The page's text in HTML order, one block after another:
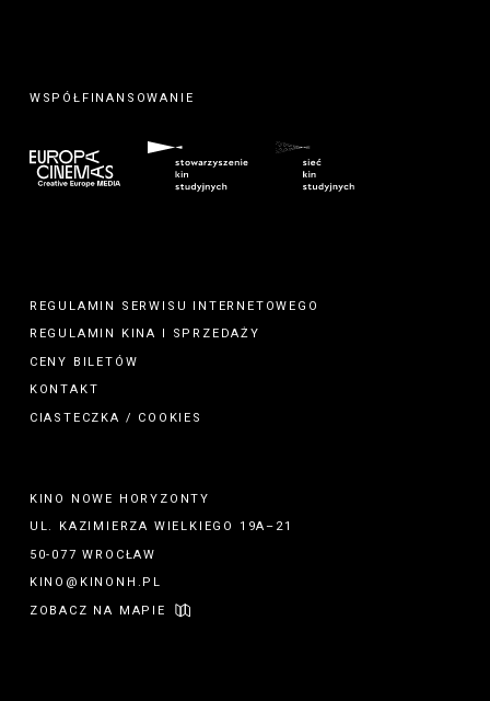
MECENAS
WSPÓŁFINANSOWANIE
REGULAMIN SERWISU INTERNETOWEGO
REGULAMIN
KINA
SPRZEDAŻY
CENY BILETÓW
KONTAKT
CIASTECZKA / COOKIES
KINO NOWE HORYZONTY
UL. KAZIMIERZA WIELKIEGO 19A–21
50-077 WROCŁAW
KINO@KINONH.PL
ZOBACZ NA MAPIE